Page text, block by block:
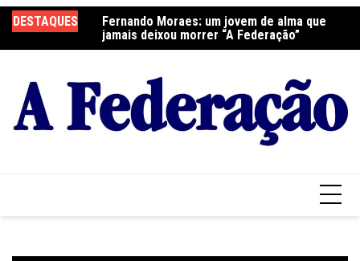
para
o
DESTAQUES
Fernando Moraes: um jovem de alma que
jamais deixou morrer “A Federação”
Curso Oração e Vida na Paróquia São José